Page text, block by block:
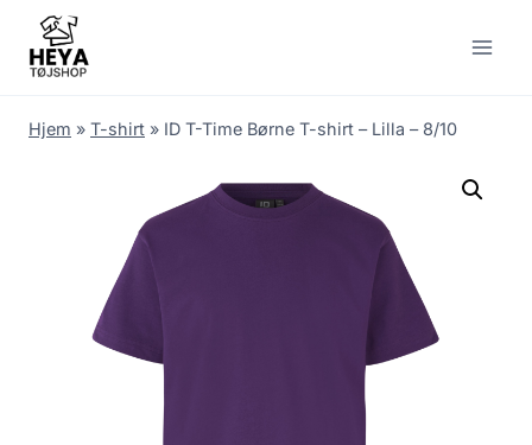
content
Hjem » T-shirt » ID T-Time Børne T-shirt – Lilla – 8/10